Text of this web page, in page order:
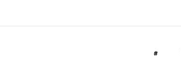
Datapandur
#